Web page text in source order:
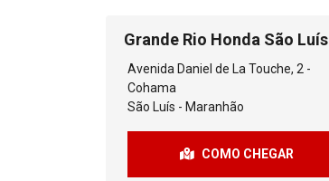
Grande Rio Honda São Luís
Avenida Daniel de La Touche, 2 -
Cohama
São Luís - Maranhão
COMO CHEGAR